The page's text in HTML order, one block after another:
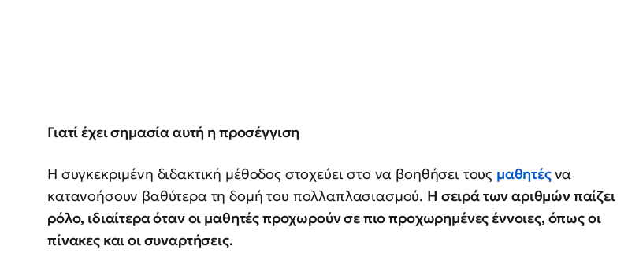
Γιατί έχει σημασία αυτή η προσέγγιση
Η συγκεκριμένη διδακτική μέθοδος στοχεύει στο να βοηθήσει τους μαθητέςνα
κατανοήσουν βαθύτερα τη δομή του πολλαπλασιασμού. Η σειρά των αριθμών παίζει
ρόλο, ιδιαίτερα όταν οι μαθητές προχωρούν σε πιο προχωρημένες έννοιες, όπως οι
πίνακες και οι συναρτήσεις.